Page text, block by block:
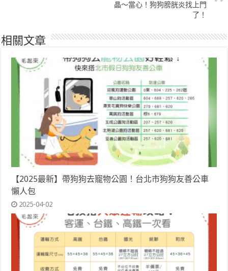
晶～當心！狗狗膀胱炎找上門
了！
相關文章
【2025最新】帶狗狗去寵物公園！台北市狗狗友善公車
懶人包
2025-04-02